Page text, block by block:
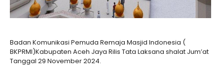
Badan Komunikasi Pemuda Remaja Masjid Indonesia (
BKPRMI)Kabupaten Aceh Jaya Rilis Tata Laksana shalat Jum’at
Tanggal 29 November 2024.